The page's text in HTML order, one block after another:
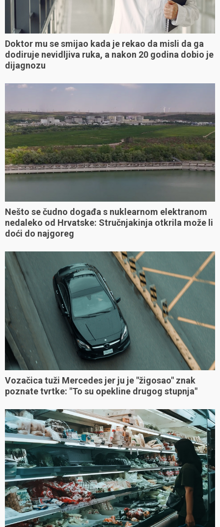
Doktor mu se smijao kada je rekao da misli da ga
dodiruje nevidljiva ruka, a nakon 20 godina dobio je
dijagnozu
Nešto se čudno događa s nuklearnom elektranom
nedaleko od Hrvatske: Stručnjakinja otkrila može li
doći do najgoreg
Vozačica tuži Mercedes jer ju je "žigosao" znak
poznate tvrtke: "To su opekline drugog stupnja"